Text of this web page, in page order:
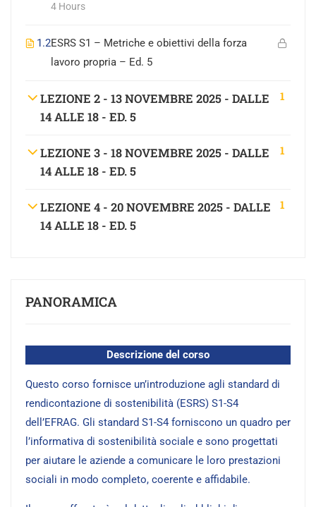
4 Hours
1.2ESRS S1 – Metriche e obiettivi della forza
lavoro propria – Ed. 5
LEZIONE 2 - 13 NOVEMBRE 2025 - DALLE
14 ALLE 18 - ED. 5
1
LEZIONE 3 - 18 NOVEMBRE 2025 - DALLE
14 ALLE 18 - ED. 5
1
LEZIONE 4 - 20 NOVEMBRE 2025 - DALLE
14 ALLE 18 - ED. 5
1
PANORAMICA
Descrizione del corso
Questo corso fornisce un’introduzione agli standard di
rendicontazione di sostenibilità (ESRS) S1-S4
dell’EFRAG. Gli standard S1-S4 forniscono un quadro per
l’informativa di sostenibilità sociale e sono progettati
per aiutare le aziende a comunicare le loro prestazioni
sociali in modo completo, coerente e affidabile.